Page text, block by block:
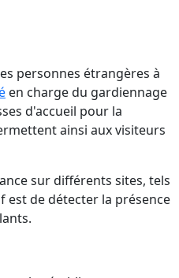
personnes étrangères à
en charge du gardiennage
d'accueil pour la
ainsi aux visiteurs
sur différents sites, tels
est de détecter la présence